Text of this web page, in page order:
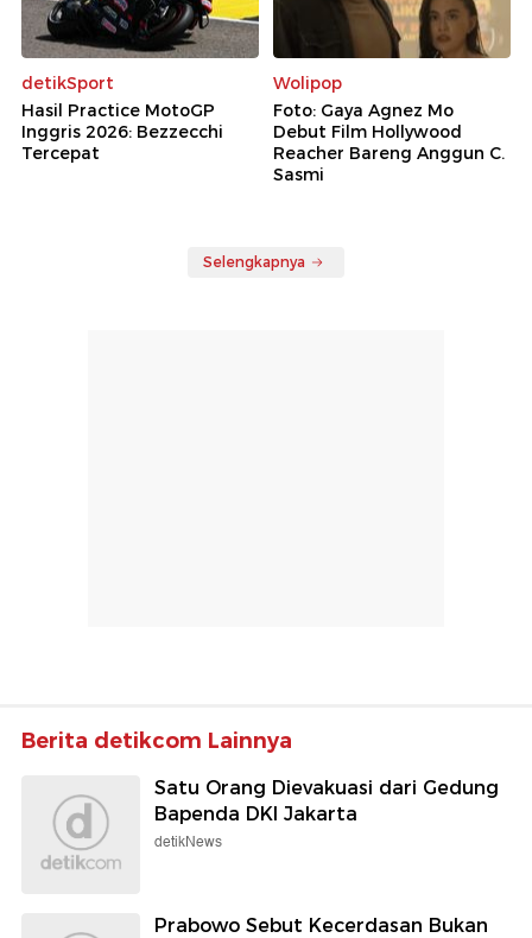
detikSport
Hasil Practice MotoGP
Inggris 2026: Bezzecchi
Tercepat
Wolipop
Foto: Gaya Agnez Mo
Debut Film Hollywood
Reacher Bareng Anggun C.
Sasmi
Selengkapnya
Berita detikcom Lainnya
Satu Orang Dievakuasi dari Gedung
Bapenda DKI Jakarta
detikNews
Prabowo Sebut Kecerdasan Bukan